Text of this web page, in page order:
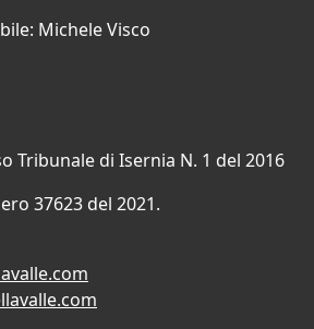
Michele Visco
Tribunale di Isernia N. 1 del 2016
37623 del 2021.